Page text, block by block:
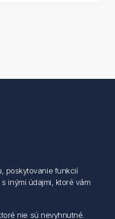
poskytovanie funkcií
inými údajmi, ktoré vám
nie sú nevyhnutné.